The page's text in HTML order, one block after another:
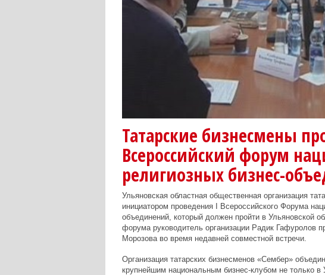
Татарские бизнесмены
Всероссийский форум
религиозных бизнес-
Ульяновская областная общественная организация
инициатором проведения I Всероссийского Форума
объединений, который должен пройти в Ульяновской
форума руководитель организации Радик Гафуролов
Морозова во время недавней совместной встречи.
Организация татарских бизнесменов «Сембер»
крупнейшим национальным бизнес-клубом не только в